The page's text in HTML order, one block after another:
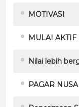
MOTIVASI
MULAI AKTIF
Nilai lebih
PAGAR NUSA